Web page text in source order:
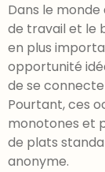
Dans le monde
de travail et le
en plus
opportunité
de se
Pourtant, ces
monotones et
de plats
anonyme.